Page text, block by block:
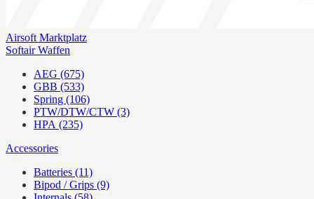
Airsoft Marktplatz
Softair Waffen
AEG (675)
GBB (533)
Spring (106)
PTW/DTW/CTW (3)
HPA (235)
Accessories
Batteries (11)
Bipod / Grips (9)